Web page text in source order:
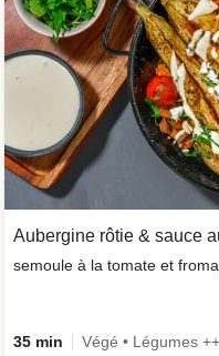
Aubergine rôtie & sauce
semoule à la tomate et
35 min